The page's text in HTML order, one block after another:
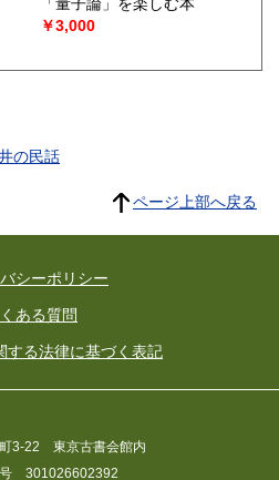
「量子論」を楽しむ本
￥3,000
の民話
ページ上部へ戻る
シーポリシー
ある質問
する法律に基づく表記
3-22 東京古書会館内
301026602392